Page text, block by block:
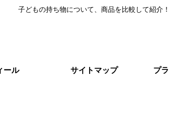
子どもの持ち物について、商品を比較して紹介！
ール サイトマップ プ